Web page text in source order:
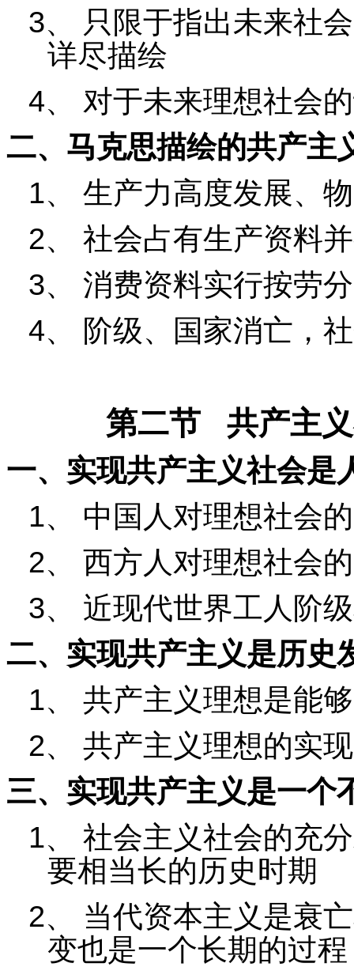
3、
只限于指出未来社
详尽描绘
4、
对于未来理想社会
二、马克思描绘的共产主
1、 生产力高度发展、
2、 社会占有生产资料
3、 消费资料实行按劳
4、 阶级、国家消亡，
第二节 共产主
一、实现共产主义社会是
1、 中国人对理想社会
2、 西方人对理想社会
3、
近现代世界工人阶
二、实现共产主义是历史
1、 共产主义理想是能
2、
共产主义理想的实
三、实现共产主义是一个
1、
社会主义社会的充
要相当长的历史时期
2、
当代资本主义是衰
变也是一个长期的过程